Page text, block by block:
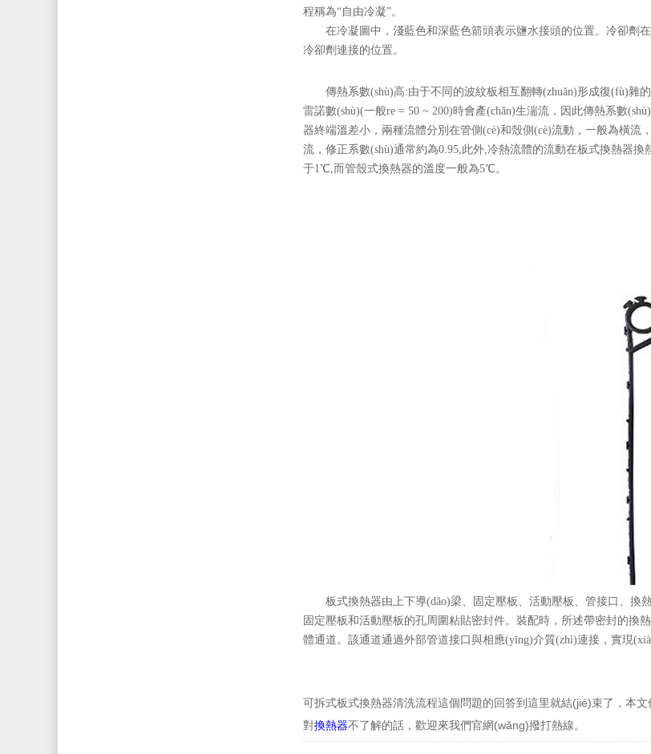
程稱為“自由冷凝”。
在冷凝圖中，淺藍色和深藍色箭頭表示鹽水接頭的位置。冷
冷卻劑連接的位置。
傳熱系數(shù)高:由于不同的波紋板相互翻轉(zhuǎn)形成復(fù)雜的
雷諾數(shù)(一般re = 50 ~ 200)時會產(chǎn)生湍流，因此傳熱系數(shù)
器終端溫差小，兩種流體分別在管側(cè)和殼側(cè)流動，一般為橫流
流，修正系數(shù)通常約為0.95,此外,冷熱流體的流動在板式換熱
于1℃,而管殼式換熱器的溫度一般為5℃。
板式換熱器由上下導(dǎo)梁、固定壓板、活動壓板、管接口、
固定壓板和活動壓板的孔周圍粘貼密封件。裝配時，所述帶密封的
體通道。該通道通過外部管道接口與相應(yīng)介質(zhì)連接，實
可拆式板式換熱器清洗流程這個問題的回答到這里就結(jié)束了，本文
對換熱器不了解的話，歡迎來我們官網(wǎng)撥打熱線。